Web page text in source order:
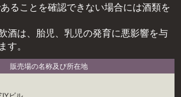
ることを確認できない場合には酒類を
酒は、胎児、乳児の発育に悪影響を与
す。
販売場の名称及び所在地